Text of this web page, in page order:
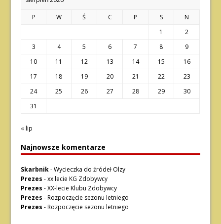
P W Ś C P S
N
1
2
3
4 5 6 7 8
9
10
11 12 13 14 15
16
17
18 19 20 21 22
23
24
25 26 27 28 29
30
31
« lip
Najnowsze komentarze
Skarbnik-Wycieczka do źródeł Olzy
Prezes -xx lecie KG Zdobywcy
Prezes -XX-lecie Klubu Zdobywcy
Prezes -Rozpoczęcie sezonu letniego
Prezes -Rozpoczęcie sezonu letniego